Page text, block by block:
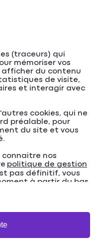
et
la
(traceurs) qui
mémoriser vos
du contenu
de visite,
et interagir avec
cookies, qui ne
préalable, pour
du site et vous
connaitre nos
politique de gestion
pas définitif, vous
à partir du bas